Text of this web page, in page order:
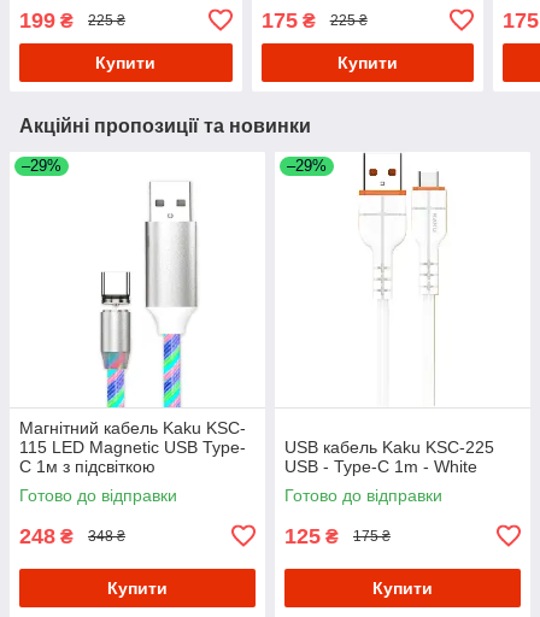
199 ₴ 225 ₴
Купити
175₴ 225 ₴
Купити
175
Акційні пропозиції та новинки
–29%
Магнітний кабель Kaku KSC-
115 LED Magnetic USB Type-
C 1м з підсвіткою
Готово до відправки
248 ₴ 348 ₴
Купити
–29%
USB кабель Kaku KSC-225
USB - Type-C 1m - White
Готово до відправки
125 ₴ 175 ₴
Купити